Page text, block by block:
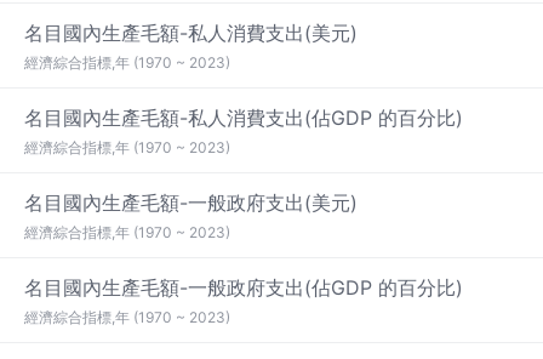
名目國內生產毛額-私人消費支出(美元)
經濟綜合指標,年 (1970 ~ 2023)
名目國內生產毛額-私人消費支出(佔GDP 的百分比)
經濟綜合指標,年 (1970 ~ 2023)
名目國內生產毛額-一般政府支出(美元)
經濟綜合指標,年 (1970 ~ 2023)
名目國內生產毛額-一般政府支出(佔GDP 的百分比)
經濟綜合指標,年 (1970 ~ 2023)